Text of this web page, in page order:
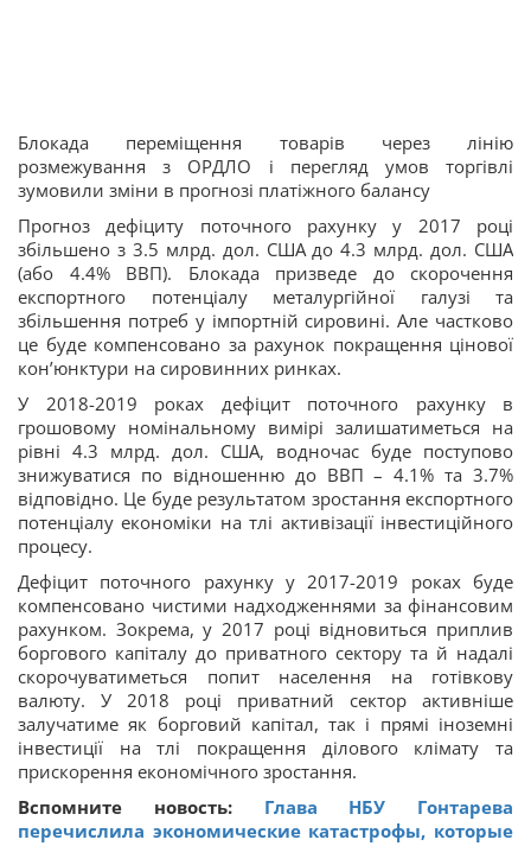
Блокада переміщення товарів через лінію
розмежування з ОРДЛО і перегляд умов торгівлі
зумовили зміни в прогнозі платіжного балансу
Прогноз дефіциту поточного рахунку у 2017 році
збільшено з 3.5 млрд. дол. США до 4.3 млрд. дол. США
(або 4.4% ВВП). Блокада призведе до скорочення
експортного потенціалу металургійної галузі та
збільшення потреб у імпортній сировині. Але частково
це буде компенсовано за рахунок покращення цінової
кон’юнктури на сировинних ринках.
У 2018-2019 роках дефіцит поточного рахунку в
грошовому номінальному вимірі залишатиметься на
рівні 4.3 млрд. дол. США, водночас буде поступово
знижуватися по відношенню до ВВП – 4.1% та 3.7%
відповідно. Це буде результатом зростання експортного
потенціалу економіки на тлі активізації інвестиційного
процесу.
Дефіцит поточного рахунку у 2017-2019 роках буде
компенсовано чистими надходженнями за фінансовим
рахунком. Зокрема, у 2017 році відновиться приплив
боргового капіталу до приватного сектору та й надалі
скорочуватиметься попит населення на готівкову
валюту. У 2018 році приватний сектор активніше
залучатиме як борговий капітал, так і прямі іноземні
інвестиції на тлі покращення ділового клімату та
прискорення економічного зростання.
Вспомните новость: Глава НБУ Гонтарева
перечислила экономические катастрофы, которые